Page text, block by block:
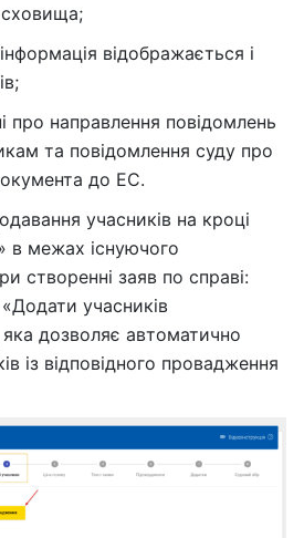
відображається і
про направлення повідомлень
та повідомлення суду про
до ЕС.
учасників на кроці
в межах існуючого
створенні заяв по справі:
учасників
дозволяє автоматично
із відповідного провадження